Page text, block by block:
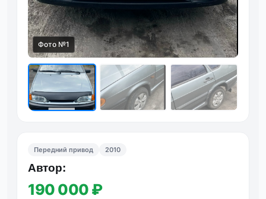
Фото №1
Передний привод 2010
Автор:
190 000 ₽